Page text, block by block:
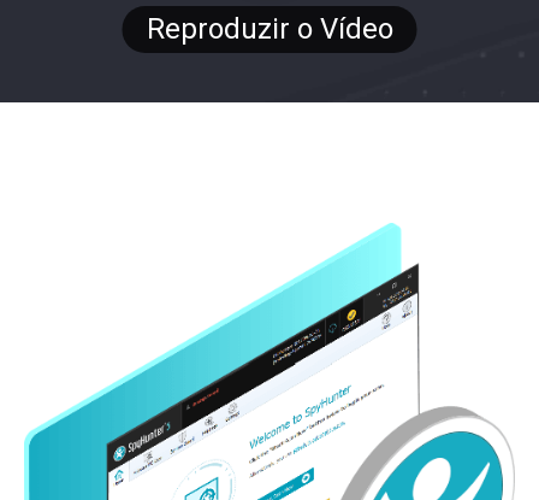
Reproduzir o Vídeo